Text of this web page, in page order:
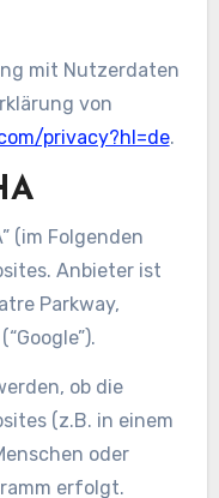
mit Nutzerdaten
von
privacy?hl=de.
(im Folgenden
Anbieter ist
Parkway,
ob die
(z.B. in einem
oder
erfolgt.